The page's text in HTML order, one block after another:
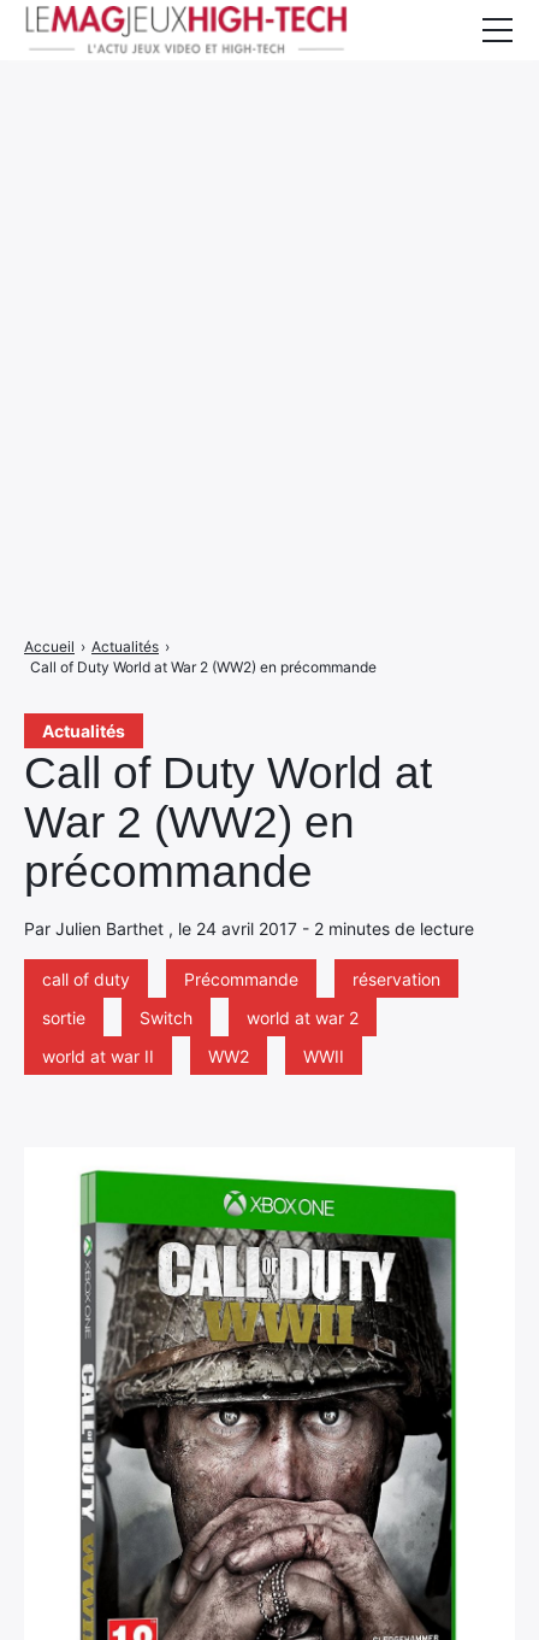
Actualités
Call of Duty World at
War 2 (WW2) en
précommande
Par Julien Barthet , le 24 avril 2017 - 2 minutes de lecture
call of duty Précommande
réservation
sortie
Switch
world at war 2
world at war II
WW2 WWII
Accueil › Actualités ›
Call of Duty World at War 2 (WW2) en précommande